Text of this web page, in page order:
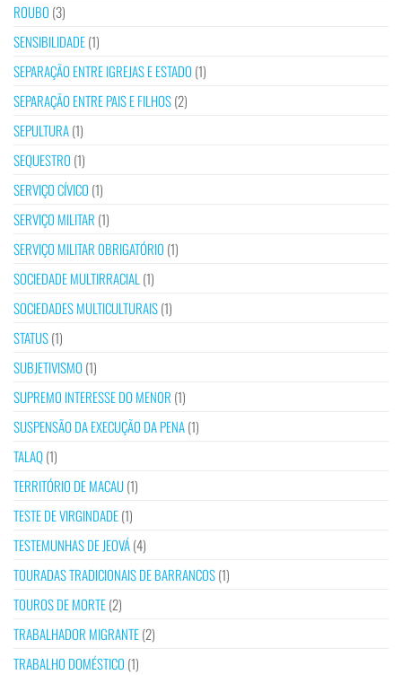
ROUBO (3)
SENSIBILIDADE(1)
SEPARAÇÃO ENTRE IGREJAS E ESTADO (1)
SEPARAÇÃO ENTRE PAIS E FILHOS(2)
SEPULTURA(1)
SEQUESTRO (1)
SERVIÇO CÍVICO (1)
SERVIÇO MILITAR (1)
SERVIÇO MILITAR OBRIGATÓRIO (1)
SOCIEDADE MULTIRRACIAL(1)
SOCIEDADES MULTICULTURAIS(1)
STATUS(1)
SUBJETIVISMO (1)
SUPREMO INTERESSE DO MENOR (1)
SUSPENSÃO DA EXECUÇÃO DA PENA(1)
TALAQ(1)
TERRITÓRIO DE MACAU(1)
TESTE DE VIRGINDADE(1)
TESTEMUNHAS DE JEOVÁ(4)
TOURADAS TRADICIONAIS DE BARRANCOS(1)
TOUROS DE MORTE(2)
TRABALHADOR MIGRANTE(2)
TRABALHO DOMÉSTICO (1)